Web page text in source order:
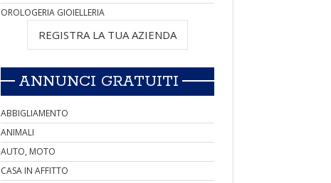
OROLOGERIA GIOIELLERIA
REGISTRA LA TUA AZIENDA
ANNUNCI GRATUITI
ABBIGLIAMENTO
ANIMALI
AUTO, MOTO
CASA IN AFFITTO